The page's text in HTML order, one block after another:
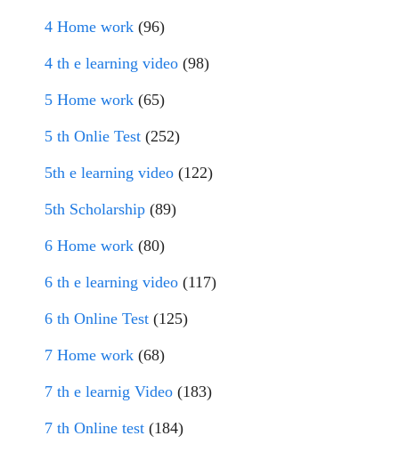
4 Home work (96)
4 th e learning video (98)
5 Home work (65)
5 th Onlie Test (252)
5th e learning video (122)
5th Scholarship (89)
6 Home work (80)
6 th e learning video (117)
6 th Online Test (125)
7 Home work (68)
7 th e learnig Video (183)
7 th Online test (184)